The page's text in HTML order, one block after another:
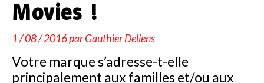
Movies !
1 / 08 / 2016 parGauthier Deliens
Votre marque s’adresse-t-elle
principalement aux familles et/ou aux